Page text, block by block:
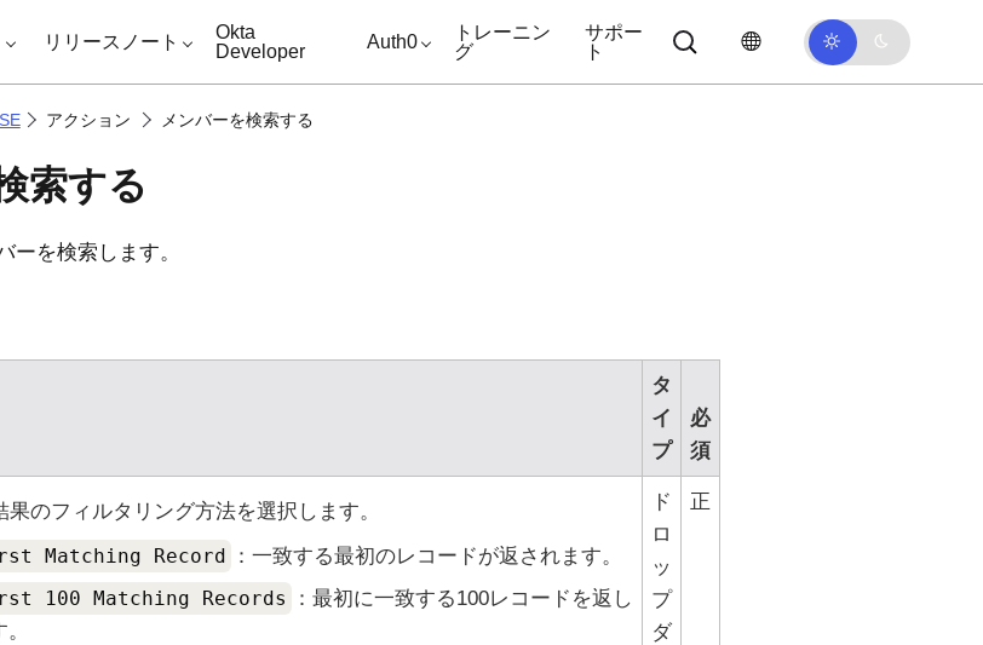
リリースノート
Okta
Developer
Auth0
トレーニン
グ
サポー
ト
アクション メンバーを検索する
索する
ーを検索します。
タ
イ
プ
必
須
果のフィルタリング方法を選択します。
Matching Record
：一致する最初のレコードが返されます。
100 Matching Records
：最初に一致する100レコードを返し
ド
ロ
ッ
プ
ダ
正